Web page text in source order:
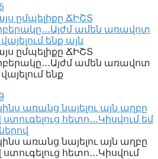
ըմպելիքը ՃԻՇՏ
ամեն առավոտ
ենք այն
ըմպելիքը ՃԻՇՏ
ամեն առավոտ
ենք
առանց նայելու այն աղբը
հետո․․․Կիսվում եմ
առանց նայելու այն աղբը
հետո․․․Կիսվում